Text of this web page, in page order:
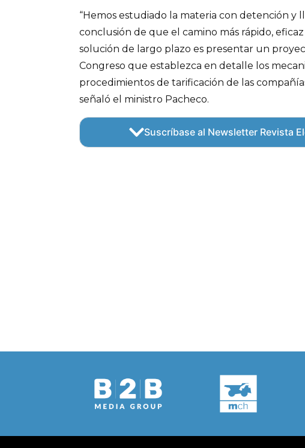
“Hemos estudiado la materia con detención y
conclusión de que el camino más rápido,
solución de largo plazo es presentar un
Congreso que establezca en detalle los
procedimientos de tarificación de las
señaló el ministro Pacheco.
Suscríbase al Newsletter Revista